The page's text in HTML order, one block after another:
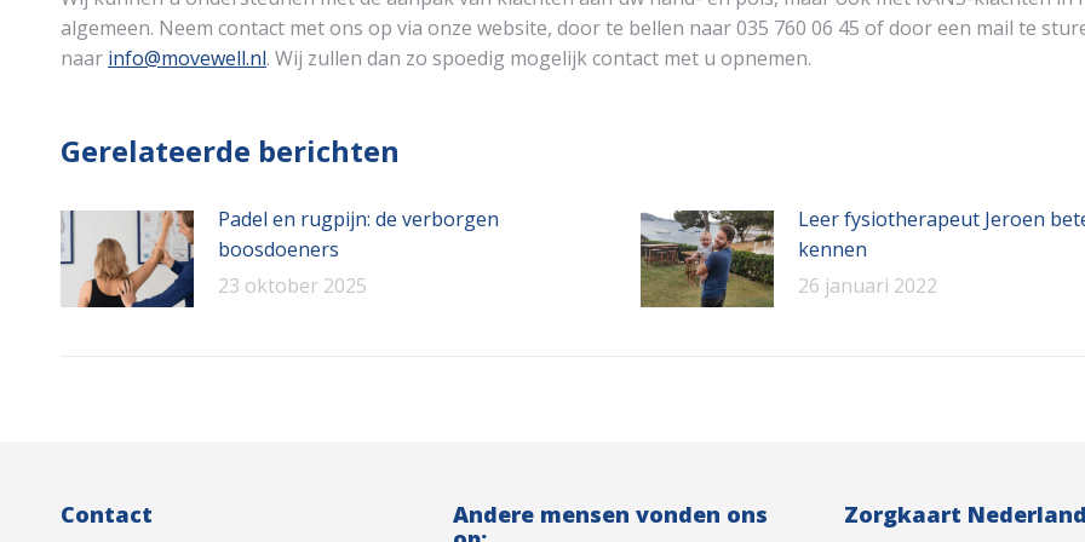
algemeen. Neem contact met ons op via onze website, door te bellen naar 035 760 06 45 of door een mail te
naar info@movewell.nl. Wij zullen dan zo spoedig mogelijk contact met u opnemen.
Gerelateerde berichten
Padel en rugpijn: de verborgen
boosdoeners
23 oktober 2025
Leer fysiotherapeut Jeroen
kennen
26 januari 2022
Contact
Andere mensen vonden ons
Zorgkaart Nederland